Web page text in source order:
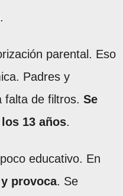
parental. Eso
Padres y
falta de filtros. Se
13 años.
educativo. En
provoca. Se